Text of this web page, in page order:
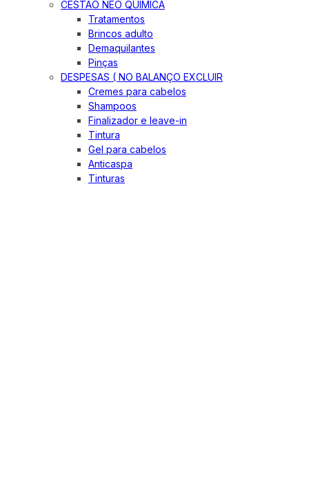
CESTÃO NEO QUIMICA
Tratamentos
Brincos adulto
Demaquilantes
Pinças
DESPESAS ( NO BALANÇO EXCLUIR
Cremes para cabelos
Shampoos
Finalizador e leave-in
Tintura
Gel para cabelos
Anticaspa
Tinturas